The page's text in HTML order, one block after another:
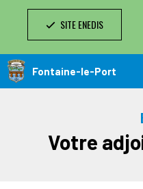
est
Le jour des travaux, si
complémentaire, vous
SITE ENEDIS
Fontaine-le-Port
Votre